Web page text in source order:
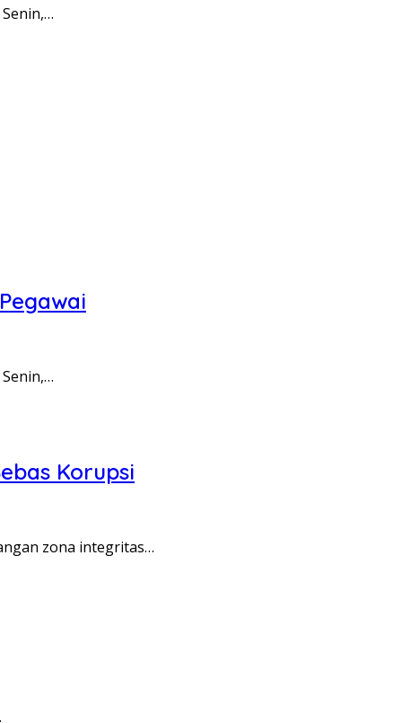
Korupsi
zona integritas…